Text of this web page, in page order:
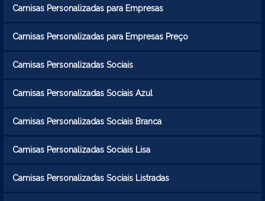
Camisas Personalizadas para Empresas
Camisas Personalizadas para Empresas Preço
Camisas Personalizadas Sociais
Camisas Personalizadas Sociais Azul
Camisas Personalizadas Sociais Branca
Camisas Personalizadas Sociais Lisa
Camisas Personalizadas Sociais Listradas